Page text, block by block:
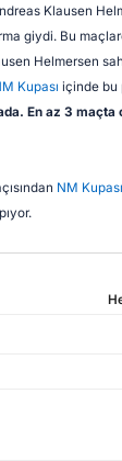
Klausen
giydi. Bu
Helmersen
Kupası içinde bu
En az 3
NM Kupası